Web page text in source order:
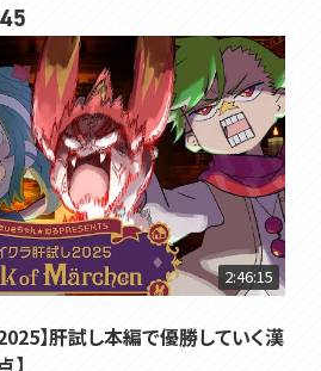
2:46:15
】肝試し本編で優勝していく漢
】